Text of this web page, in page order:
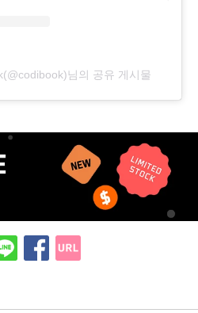
님의 공유 게시물